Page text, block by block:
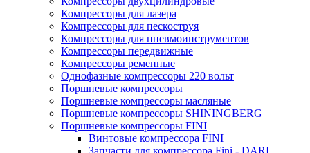
Компрессоры для лазера
Компрессоры для пескоструя
Компрессоры для пневмоинструментов
Компрессоры передвижные
Компрессоры ременные
Однофазные компрессоры 220 вольт
Поршневые компрессоры
Поршневые компрессоры масляные
Поршневые компрессоры SHININGBERG
Поршневые компрессоры FINI
Винтовые компрессора FINI
Запчасти для компрессора Fini - DARI